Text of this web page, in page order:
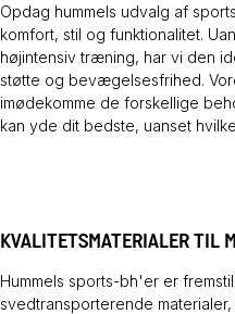
Opdag hummels udvalg af
komfort, stil og funktionalitet.
højintensiv træning, har vi den
støtte og bevægelsesfrihed.
imødekomme de forskellige
kan yde dit bedste, uanset
KVALITETSMATERIALER TIL
Hummels sports-bh'er er
svedtransporterende